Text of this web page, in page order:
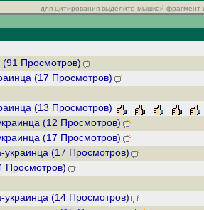
для цитирования выделите мышкой фрагмент
(91 Просмотров)
(17 Просмотров)
(13 Просмотров)
(12 Просмотров)
(17 Просмотров)
украинца (17 Просмотров)
Просмотров)
украинца (14 Просмотров)